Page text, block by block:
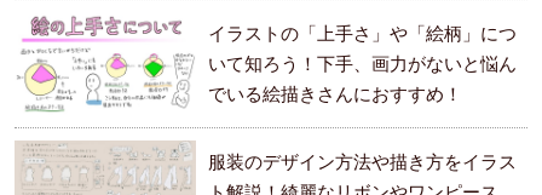
イラストの「上手さ」や「絵柄」につ
いて知ろう！下手、画力がないと悩ん
でいる絵描きさんにおすすめ！
服装のデザイン方法や描き方をイラス